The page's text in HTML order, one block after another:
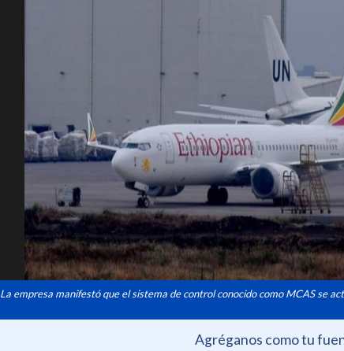
La empresa manifestó que el sistema de control conocido como MCAS se
Agréganos como tu